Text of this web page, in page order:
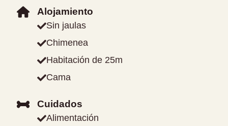
Alojamiento
Sin jaulas
Chimenea
Habitación de 25m
Cama
Cuidados
Alimentación